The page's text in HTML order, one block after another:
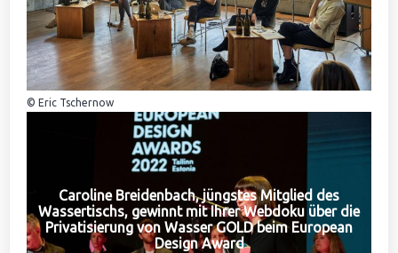
© Eric Tschernow
Caroline Breidenbach, jüngstes Mitglied des
Wassertischs, gewinnt mit Ihrer Webdoku über die
Privatisierung von Wasser GOLD beim European
Design Award